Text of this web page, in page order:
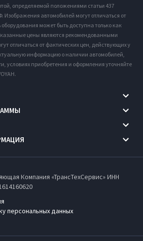
определяемой положениями статьи 437
Изображения автомобилей могут отличаться от
может быть доступна только как
цены являются рекомендованными
отличаться от фактических цен, действующих у
информацию о наличии автомобилей,
условиях приобретения и оформления уточняйте
Компания «ТрансТехСервис» ИНН
персональных данных